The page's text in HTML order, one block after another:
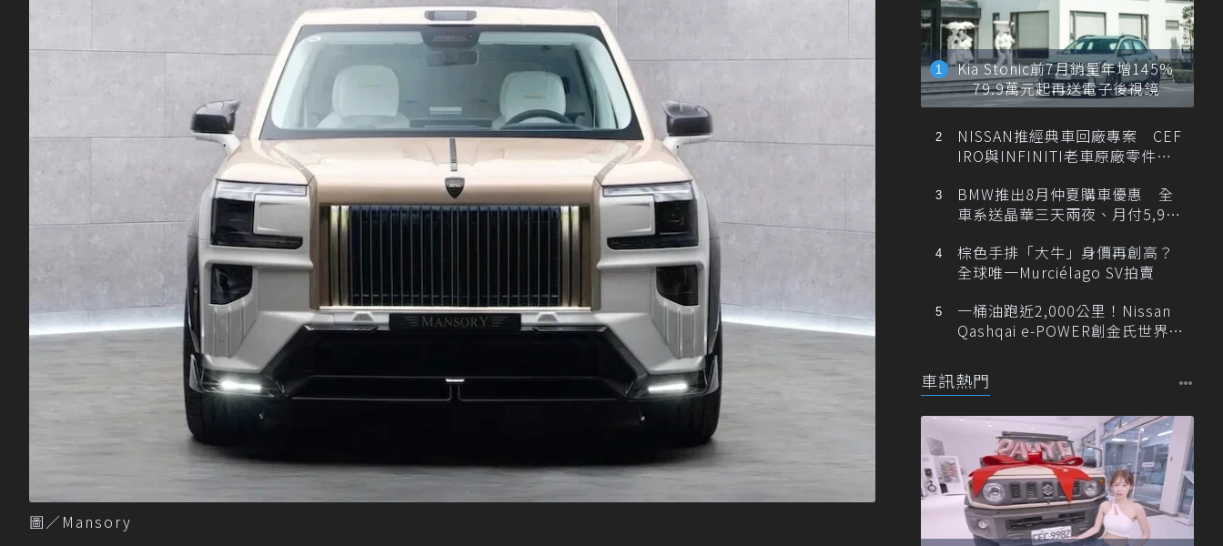
圖／Mansory
Kia Stonic前7月銷量年增145%
79.9萬元起再送電子後視鏡
NISSAN推經典車回廠專案 CEF
IRO與INFINITI老車原廠零件最
BMW推出8月仲夏購車優惠 全
車系送晶華三天兩夜、月付5,900
棕色手排「大牛」身價再創高？
全球唯一Murciélago SV拍賣
一桶油跑近2,000公里！Nissan
Qashqai e-POWER創金氏世界紀
車訊熱門